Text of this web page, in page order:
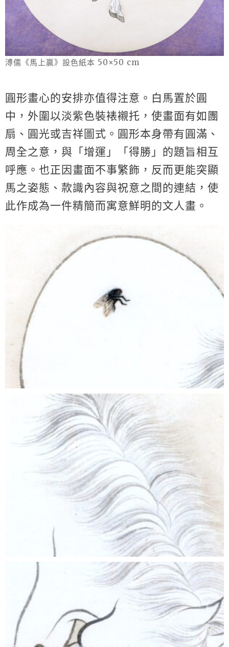
溥儒《馬上贏》設色紙本 50×50 cm
圓形畫心的安排亦值得注意。白馬置於圓
中，外圍以淡紫色裝裱襯托，使畫面有如團
扇、圓光或吉祥圖式。圓形本身帶有圓滿、
周全之意，與「增運」「得勝」的題旨相互
呼應。也正因畫面不事繁飾，反而更能突顯
馬之姿態、款識內容與祝意之間的連結，使
此作成為一件精簡而寓意鮮明的文人畫。